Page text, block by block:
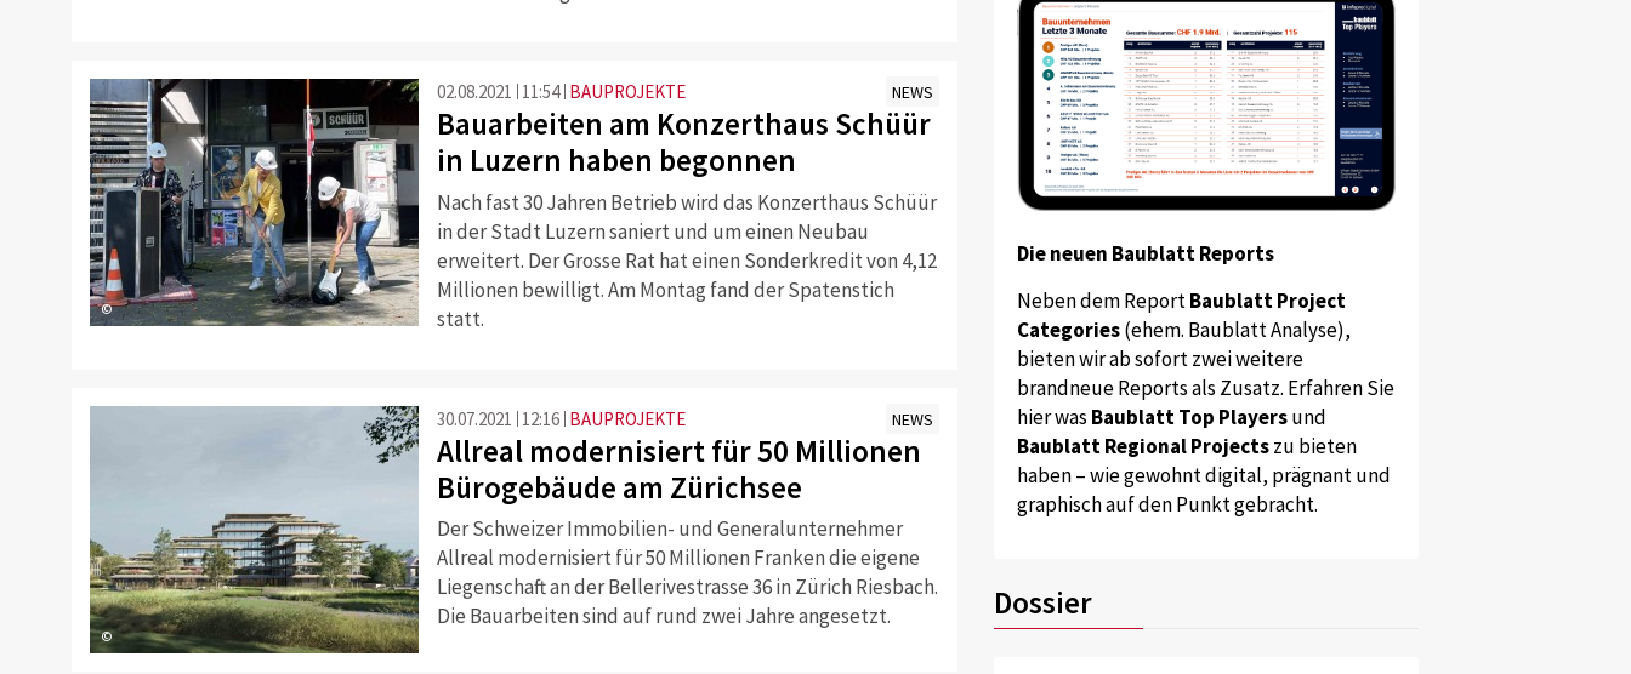
©
02.08.2021 11:54 BAUPROJEKTE NEWS
Bauarbeiten am Konzerthaus Schüür
in Luzern haben begonnen
Nach fast 30 Jahren Betrieb wird das Konzerthaus Schüür
in der Stadt Luzern saniert und um einen Neubau
erweitert. Der Grosse Rat hat einen Sonderkredit von 4,12
Millionen bewilligt. Am Montag fand der Spatenstich
statt.
©
30.07.2021 12:16 BAUPROJEKTE NEWS
Allreal modernisiert für 50 Millionen
Bürogebäude am Zürichsee
Der Schweizer Immobilien- und Generalunternehmer
Allreal modernisiert für 50 Millionen Franken die eigene
Liegenschaft an der Bellerivestrasse 36 in Zürich Riesbach.
Die Bauarbeiten sind auf rund zwei Jahre angesetzt.
Die neuen Baublatt Reports
Neben dem ReportBaublatt Project
Categories(ehem. Baublatt Analyse),
bieten wir ab sofort zwei weitere
brandneue Reports als Zusatz. Erfahren Sie
hier was Baublatt Top Playersund
Baublatt Regional Projectszu bieten
haben – wie gewohnt digital, prägnant und
graphisch auf den Punkt gebracht.
Dossier